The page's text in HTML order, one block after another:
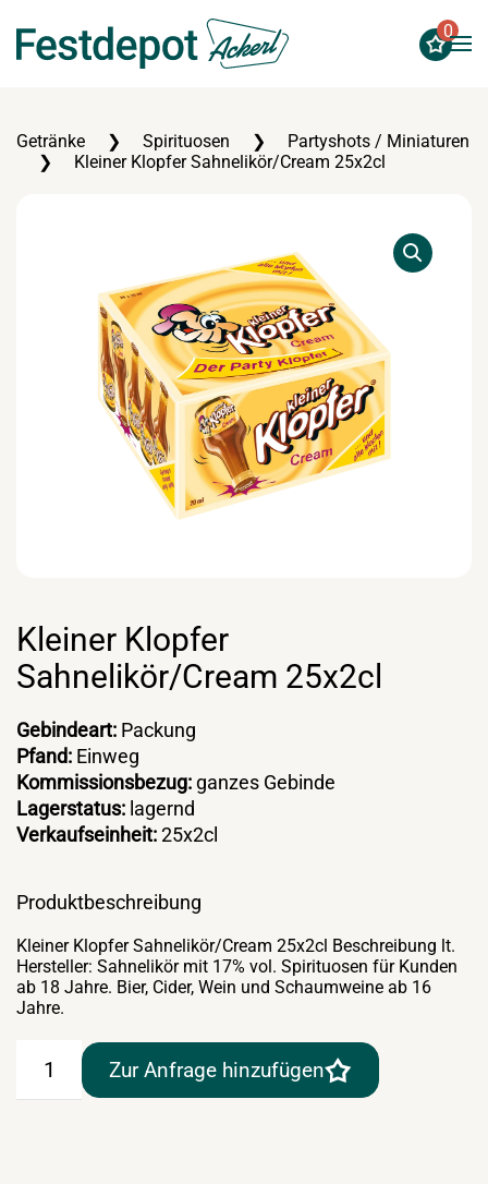
Zum Hauptinhalt springen
0
Getränke Spirituosen
Partyshots / Miniaturen
Kleiner Klopfer Sahnelikör/Cream 25x2cl
Kleiner Klopfer
Sahnelikör/Cream 25x2cl
Gebindeart: Packung
Pfand: Einweg
Kommissionsbezug: ganzes Gebinde
Lagerstatus: lagernd
Verkaufseinheit:25x2cl
Produktbeschreibung
Kleiner Klopfer Sahnelikör/Cream 25x2cl Beschreibung lt.
Hersteller: Sahnelikör mit 17% vol. Spirituosen für Kunden
ab 18 Jahre. Bier, Cider, Wein und Schaumweine ab 16
Jahre.
Klopfer
Sahnelikör/Cream
Zur Anfrage hinzufügen